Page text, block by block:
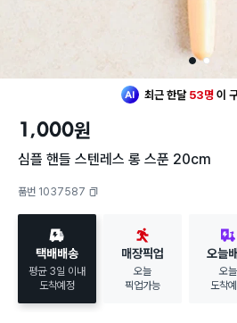
1 2
최근 한달 53명 이
1,000원
심플 핸들 스텐레스 롱 스푼 20cm
품번 1037587
택배배송
평균 3일 이내
도착예정
매장픽업
오늘
픽업가능
오늘
오늘
도착